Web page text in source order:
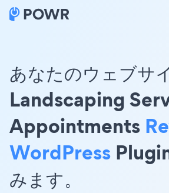
あなたのウェブサ
Landscaping
Appointments
WordPress
みます。